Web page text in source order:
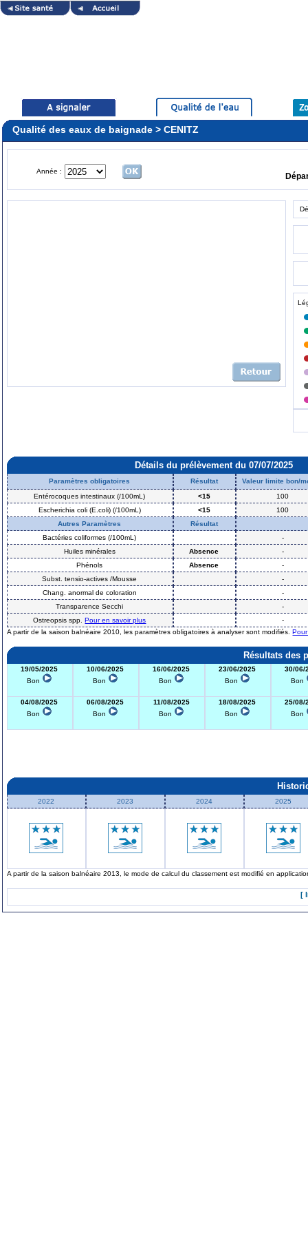
Qualité des eaux de baignade > CENITZ
Année :
Détails du prélèvement du 07/07/2025
Paramètres obligatoires Résultat
Valeur limite bon/
Entérocoques intestinaux (/100mL)
<15
100
Escherichia coli (E.coli) (/100mL)
<15
100
Autres Paramètres
Résultat
Bactéries coliformes (/100mL)
-
Huiles minérales
Absence
-
Phénols
Absence
-
Subst. tensio-actives /Mousse
-
Chang. anormal de coloration
-
Transparence Secchi
-
Ostreopsis spp.Pour en savoir plus
-
A partir de la saison balnéaire 2010, les paramètres obligatoires à analyser sont modifiés.
Résultats des
19/05/2025
Bon
10/06/2025
Bon
16/06/2025
Bon
23/06/2025
Bon
30/06/
Bon
04/08/2025
Bon
06/08/2025
Bon
11/08/2025
Bon
18/08/2025
Bon
25/08/
Bon
2022 2023 2024 2025
A partir de la saison balnéaire 2013, le mode de calcul du classement est modifié en
[